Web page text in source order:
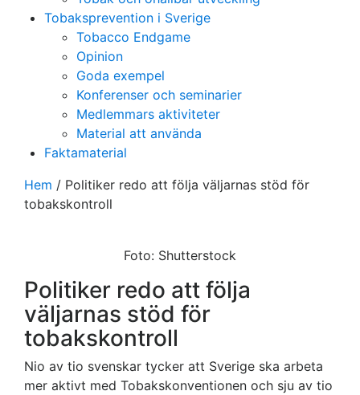
Tobaksprevention i Sverige
Tobacco Endgame
Opinion
Goda exempel
Konferenser och seminarier
Medlemmars aktiviteter
Material att använda
Faktamaterial
Hem / Politiker redo att följa väljarnas stöd för
tobakskontroll
Foto: Shutterstock
Politiker redo att följa
väljarnas stöd för
tobakskontroll
Nio av tio svenskar tycker att Sverige ska arbeta
mer aktivt med Tobakskonventionen och sju av tio